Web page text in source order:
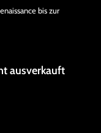
bis zur
ausverkauft